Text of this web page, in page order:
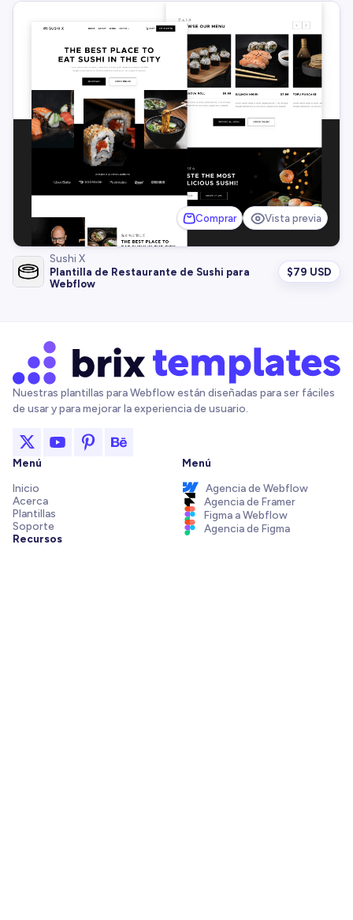
Comprar Vista previa
Sushi X
Plantilla de Restaurante de Sushi para
Webflow
$79 USD
Nuestras plantillas para Webflow están diseñadas para ser fáciles
de usar y para mejorar la experiencia de usuario.
Menú
Inicio
Acerca
Plantillas
Soporte
Recursos
Menú
Agencia de Webflow
Agencia de Framer
Figma a Webflow
Agencia de Figma